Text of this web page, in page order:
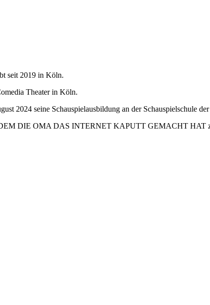
seit 2019 in Köln.
Theater in Köln.
2024 seine Schauspielausbildung an der Schauspielschule
DIE OMA DAS INTERNET KAPUTT GEMACHT HAT